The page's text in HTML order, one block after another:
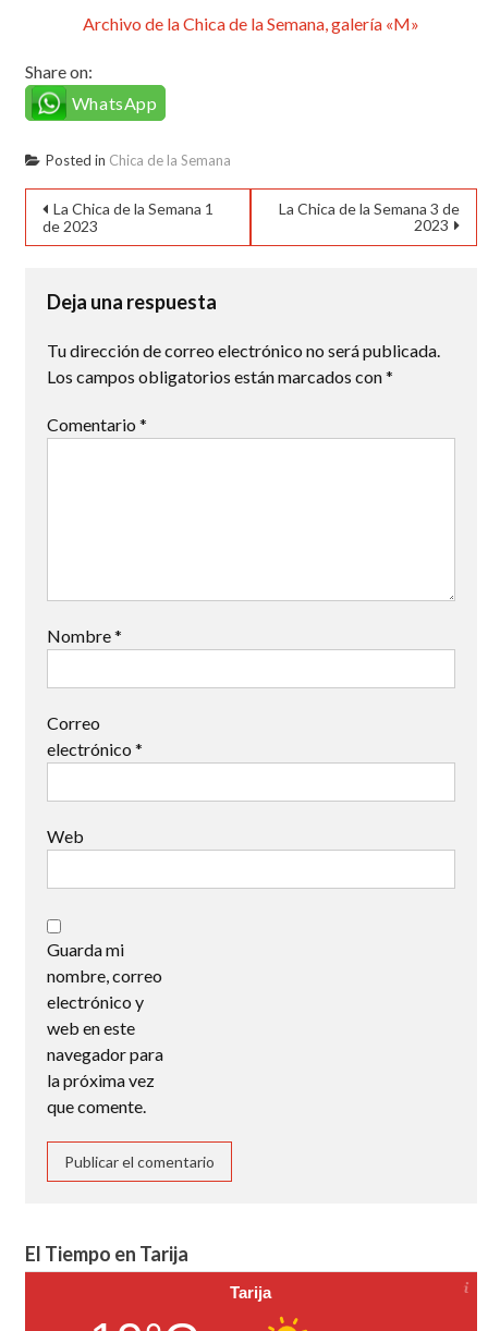
Archivo de la Chica de la Semana, galería «M»
Share on:
WhatsApp
Posted in Chica de la Semana
Navegación
de
entradas
La Chica de la Semana 1
de 2023
La Chica de la Semana 3 de
2023
Deja una respuesta
Tu dirección de correo electrónico no será publicada.
Los campos obligatorios están marcados con*
Comentario *
Nombre*
Correo
electrónico *
Web
Guarda mi
nombre, correo
electrónico y
web en este
navegador para
la próxima vez
que comente.
El Tiempo en Tarija
Tarija